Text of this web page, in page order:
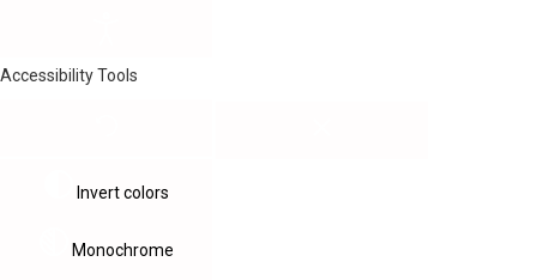
Accessibility Tools
Invert colors
Monochrome